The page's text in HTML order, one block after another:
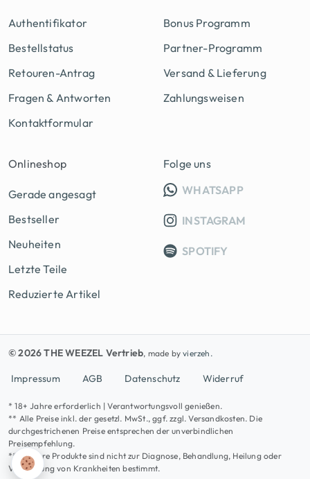
Authentifikator
Bestellstatus
Retouren-Antrag
Fragen & Antworten
Kontaktformular
Bonus Programm
Partner-Programm
Versand & Lieferung
Zahlungsweisen
Onlineshop
Gerade angesagt
Bestseller
Neuheiten
Letzte Teile
Reduzierte Artikel
Folge uns
WHATSAPPINFO
INSTAGRAM
SPOTIFY
© 2026 THE WEEZEL Vertrieb, made byvierzeh.
Impressum AGB Datenschutz Widerruf
* 18+ Jahre erforderlich | Verantwortungsvoll genießen.
** Alle Preise inkl. der gesetzl. MwSt., ggf. zzgl. Versandkosten. Die
durchgestrichenen Preise entsprechen der unverbindlichen
Preisempfehlung.
*** Unsere Produkte sind nicht zur Diagnose, Behandlung, Heilung oder
Vorbeugung von Krankheiten bestimmt.